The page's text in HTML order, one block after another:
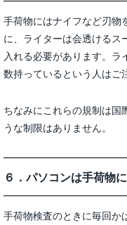
手荷物にはナイフなど刃物
に、ライターは会透けるス
入れる必要があります。
数持っているという人はご
ちなみにこれらの規制は国
うな制限はありません。
６．パソコンは手荷物
手荷物検査のときに毎回か